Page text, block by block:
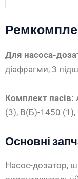
Для насоса-
діафрагми, 3
Комплект пасів:
(3), В(Б)-1450
Основні
Насос-дозатор,